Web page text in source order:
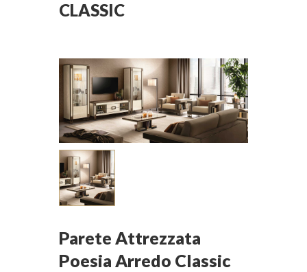
CLASSIC
Parete Attrezzata
Poesia Arredo Classic